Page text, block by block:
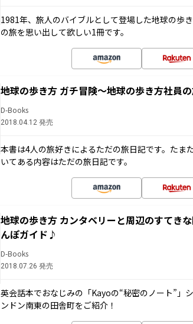
1981年、旅人のバイブルとして登場した地球の
の旅を思い出して欲しい1冊です。
地球の歩き方 ガチ冒険～地球の歩き方社員
D-Books
2018.04.12 発売
本書は4人の旅好きによるただの旅日記です。たま
いてある内容はただの旅日記です。
地球の歩き方 カンタベリーと周辺のすてき
んぽガイド♪
D-Books
2018.07.26 発売
英会話本でおなじみの「Kayoの“秘密のノート”」
ンドン南東の田舎町をご紹介！